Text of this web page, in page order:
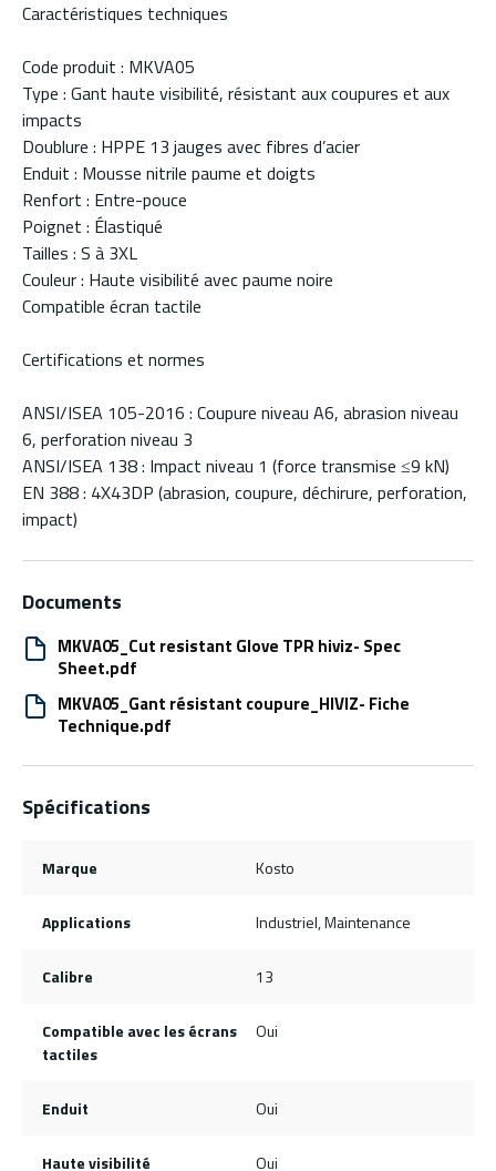
Caractéristiques techniques
Code produit : MKVA05
Type : Gant haute visibilité, résistant aux coupures et aux
impacts
Doublure : HPPE 13 jauges avec fibres d’acier
Enduit : Mousse nitrile paume et doigts
Renfort : Entre-pouce
Poignet : Élastiqué
Tailles : S à 3XL
Couleur : Haute visibilité avec paume noire
Compatible écran tactile
Certifications et normes
ANSI/ISEA 105-2016 : Coupure niveau A6, abrasion niveau
6, perforation niveau 3
ANSI/ISEA 138 : Impact niveau 1 (force transmise ≤9 kN)
EN 388 : 4X43DP (abrasion, coupure, déchirure, perforation,
impact)
Documents
MKVA05_Cut resistant Glove TPR hiviz- Spec
Sheet.pdf
MKVA05_Gant résistant coupure_HIVIZ- Fiche
Technique.pdf
Spécifications
Marque Kosto
Applications Industriel, Maintenance
Calibre 13
Compatible avec les écrans
tactiles
Oui
Enduit Oui
Haute visibilité Oui